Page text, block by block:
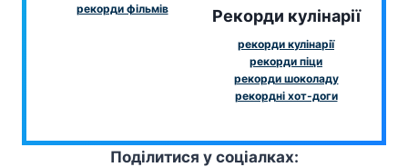
рекорди фільмів
Рекорди кулінарії
рекорди кулінарії
рекорди піци
рекорди шоколаду
рекордні хот-доги
Поділитися у соціалках: